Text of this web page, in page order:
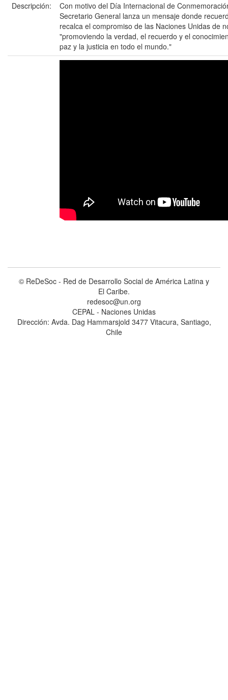
Descripción:
Con motivo del Día Internacional de
Secretario General lanza un mensaje donde
recalca el compromiso de las Naciones Unidas de
"promoviendo la verdad, el recuerdo y el
paz y la justicia en todo el mundo."
© ReDeSoc - Red de Desarrollo Social de América Latina y
El Caribe.
redesoc@un.org
CEPAL - Naciones Unidas
Dirección: Avda. Dag Hammarsjold 3477 Vitacura, Santiago,
Chile